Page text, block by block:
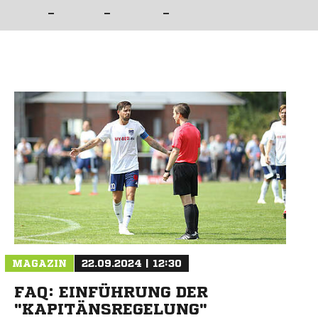
– – –
MAGAZIN 22.09.2024 | 12:30
FAQ: EINFÜHRUNG DER
"KAPITÄNSREGELUNG"